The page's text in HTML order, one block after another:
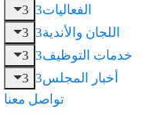
الفعاليات
اللجان والأندية
خدمات التوظيف
أخبار المجلس
تواصل معنا